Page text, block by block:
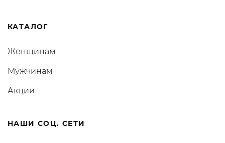
КАТАЛОГ
Женщинам
Мужчинам
Акции
НАШИ СОЦ. СЕТИ